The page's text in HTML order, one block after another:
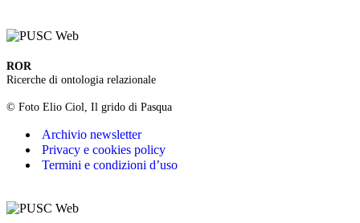
ROR
Ricerche di ontologia relazionale
© Foto Elio Ciol, Il grido di Pasqua
Archivio newsletter
Privacy e cookies policy
Termini e condizioni d’uso